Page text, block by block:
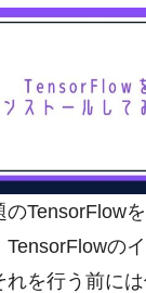
TensorFlow
TensorFlowの
れを行う前に